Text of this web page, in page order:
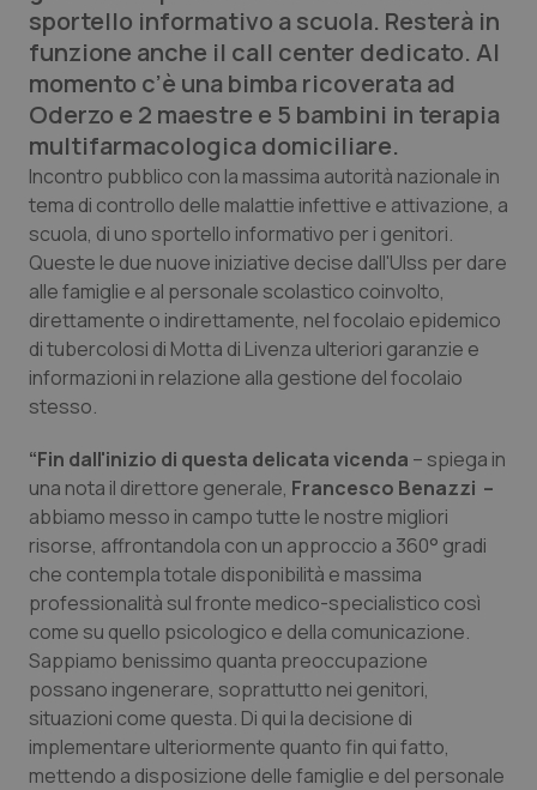
Professionisti Sanitari.AI
Abruzzo
Basilicata
Calabria
Campania
Emilia-Romagna
Friuli Venezia Giulia
Lazio
Liguria
Lombardia
Marche
Molise
Piemonte
QS Pro Gold
Artrite & artrosi
Asma & BPCO
Car-T
Colesterolo & coronaropatie
Dermatite Atopica
Diabete & glucometri
Disturbi dell’umore
Dolore
Donna & Salute
Epatiti
HIV
QS Club Newsletter
sportello informativo a scuola. Resterà in
funzione anche il call center dedicato. Al
momento c’è una bimba ricoverata ad
Oderzo e 2 maestre e 5 bambini in terapia
multifarmacologica domiciliare.
Incontro pubblico con la massima autorità nazionale in
tema di controllo delle malattie infettive e attivazione, a
scuola, di uno sportello informativo per i genitori.
Queste le due nuove iniziative decise dall'Ulss per dare
alle famiglie e al personale scolastico coinvolto,
direttamente o indirettamente, nel focolaio epidemico
di tubercolosi di Motta di Livenza ulteriori garanzie e
informazioni in relazione alla gestione del focolaio
stesso.
“Fin dall'inizio di questa delicata vicenda – spiega in
una nota il direttore generale, Francesco Benazzi –
abbiamo messo in campo tutte le nostre migliori
risorse, affrontandola con un approccio a 360° gradi
che contempla totale disponibilità e massima
professionalità sul fronte medico-specialistico così
come su quello psicologico e della comunicazione.
Sappiamo benissimo quanta preoccupazione
possano ingenerare, soprattutto nei genitori,
situazioni come questa. Di qui la decisione di
implementare ulteriormente quanto fin qui fatto,
mettendo a disposizione delle famiglie e del personale